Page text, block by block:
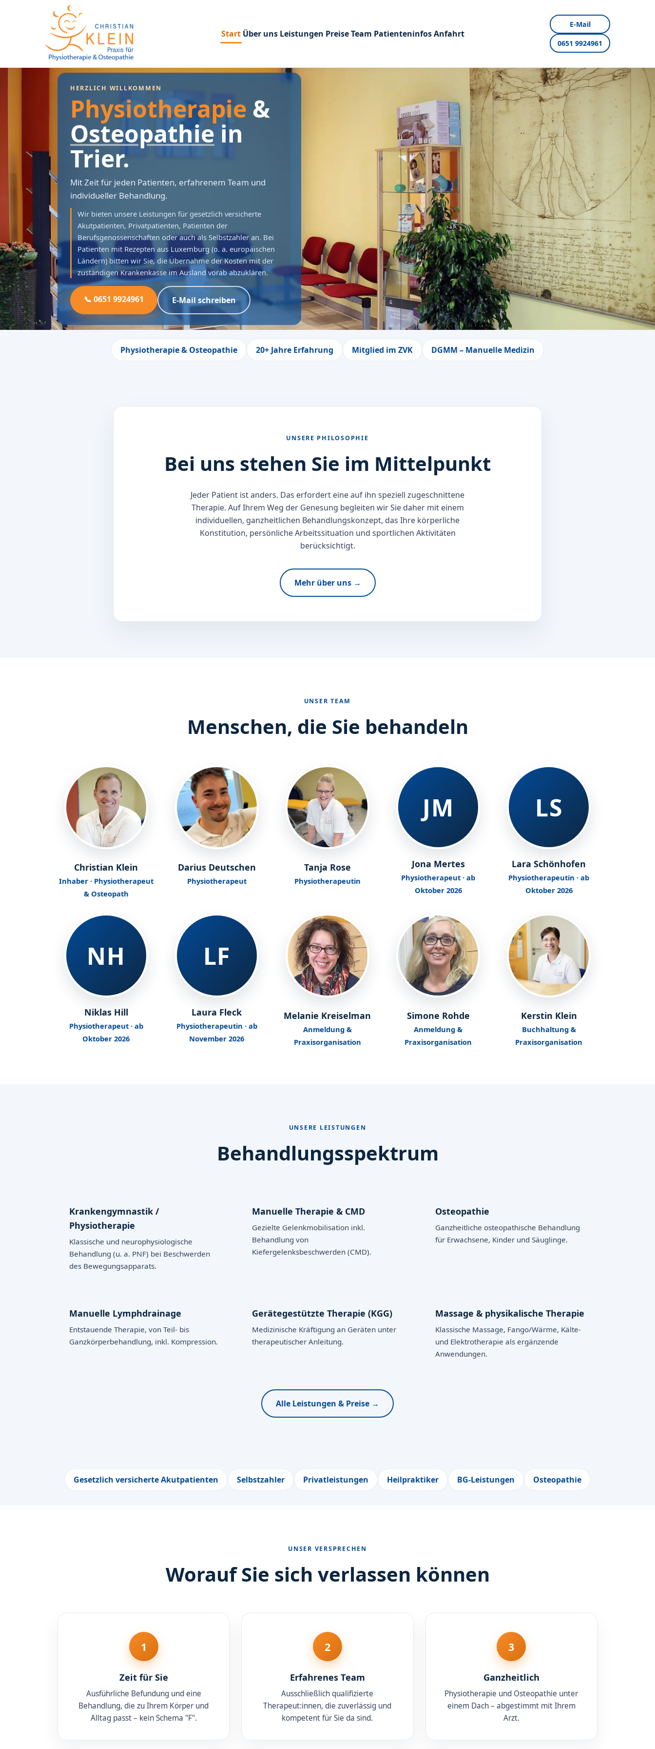
Start Über uns Leistungen Preise Team Patienteninfos Anfahrt
E-Mail
0651 9924961
HERZLICH WILLKOMMEN
Physiotherapie &
Osteopathiein
Trier.
Mit Zeit für jeden Patienten, erfahrenem Team und
individueller Behandlung.
Wir bieten unsere Leistungen für gesetzlich versicherte
Akutpatienten, Privatpatienten, Patienten der
Berufsgenossenschaften oder auch als Selbstzahler an. Bei
Patienten mit Rezepten aus Luxemburg (o. a. europäischen
Ländern) bitten wir Sie, die Übernahme der Kosten mit der
zuständigen Krankenkasse im Ausland vorab abzuklären.
📞 0651 9924961 E-Mail schreiben
Physiotherapie & Osteopathie 20+ Jahre Erfahrung Mitglied im ZVK DGMM – Manuelle Medizin
UNSERE PHILOSOPHIE
Bei uns stehen Sie im Mittelpunkt
Jeder Patient ist anders. Das erfordert eine auf ihn speziell zugeschnittene
Therapie. Auf Ihrem Weg der Genesung begleiten wir Sie daher mit einem
individuellen, ganzheitlichen Behandlungskonzept, das Ihre körperliche
Konstitution, persönliche Arbeitssituation und sportlichen Aktivitäten
berücksichtigt.
Mehr über uns →
UNSER TEAM
Menschen, die Sie behandeln
Christian Klein
Inhaber · Physiotherapeut
& Osteopath
Darius Deutschen
Physiotherapeut
Tanja Rose
Physiotherapeutin
JM
Jona Mertes
Physiotherapeut · ab
Oktober 2026
LS
Lara Schönhofen
Physiotherapeutin · ab
Oktober 2026
NH
Niklas Hill
Physiotherapeut · ab
Oktober 2026
LF
Laura Fleck
Physiotherapeutin · ab
November 2026
Melanie Kreiselman
Anmeldung &
Praxisorganisation
Simone Rohde
Anmeldung &
Praxisorganisation
Kerstin Klein
Buchhaltung &
Praxisorganisation
UNSERE LEISTUNGEN
Behandlungsspektrum
Krankengymnastik /
Physiotherapie
Klassische und neurophysiologische
Behandlung (u. a. PNF) bei Beschwerden
des Bewegungsapparats.
Manuelle Therapie & CMD
Gezielte Gelenkmobilisation inkl.
Behandlung von
Kiefergelenksbeschwerden (CMD).
Osteopathie
Ganzheitliche osteopathische Behandlung
für Erwachsene, Kinder und Säuglinge.
Manuelle Lymphdrainage
Entstauende Therapie, von Teil- bis
Ganzkörperbehandlung, inkl. Kompression.
Gerätegestützte Therapie (KGG)
Medizinische Kräftigung an Geräten unter
therapeutischer Anleitung.
Massage & physikalische Therapie
Klassische Massage, Fango/Wärme, Kälte-
und Elektrotherapie als ergänzende
Anwendungen.
Alle Leistungen & Preise →
Gesetzlich versicherte Akutpatienten Selbstzahler Privatleistungen Heilpraktiker BG-Leistungen Osteopathie
UNSER VERSPRECHEN
Worauf Sie sich verlassen können
1
Zeit für Sie
Ausführliche Befundung und eine
Behandlung, die zu Ihrem Körper und
Alltag passt – kein Schema "F".
2
Erfahrenes Team
Ausschließlich qualifizierte
Therapeut:innen, die zuverlässig und
kompetent für Sie da sind.
3
Ganzheitlich
Physiotherapie und Osteopathie unter
einem Dach – abgestimmt mit Ihrem
Arzt.